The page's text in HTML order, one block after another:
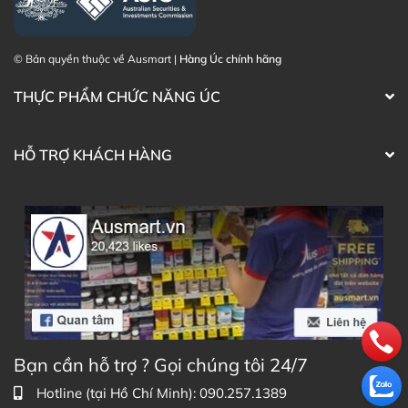
© Bản quyền thuộc về Ausmart | Hàng Úc chính hãng
THỰC PHẨM CHỨC NĂNG ÚC
HỖ TRỢ KHÁCH HÀNG
Bạn cần hỗ trợ ? Gọi chúng tôi 24/7
Hotline (tại Hồ Chí Minh): 090.257.1389